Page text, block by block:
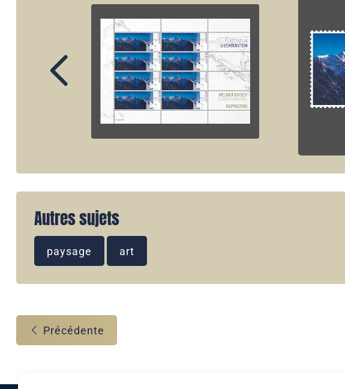
Autres sujets
paysage art
Précédente